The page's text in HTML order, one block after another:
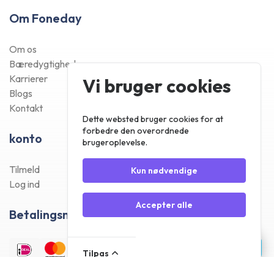
Om Foneday
Om os
Bæredygtighed
Karrierer
Blogs
Kontakt
konto
Tilmeld
Log ind
Betalingsmetoder
Vi bruger cookies
Dette websted bruger cookies for at
forbedre den overordnede
brugeroplevelse.
Kun nødvendige
Accepter alle
Tilpas